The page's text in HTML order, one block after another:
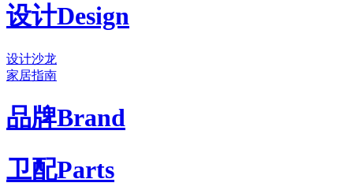
设计Design
设计沙龙
家居指南
品牌Brand
卫配Parts